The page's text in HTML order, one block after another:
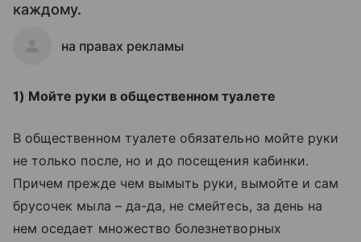
каждому.
на правах рекламы
1) Мойте руки в общественном туалете
В общественном туалете обязательно мойте руки
не только после, но и до посещения кабинки.
Причем прежде чем вымыть руки, вымойте и сам
брусочек мыла – да-да, не смейтесь, за день на
нем оседает множество болезнетворных